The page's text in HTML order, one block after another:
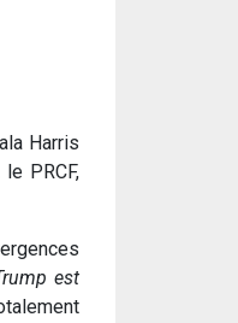
Harris
PRCF,
est